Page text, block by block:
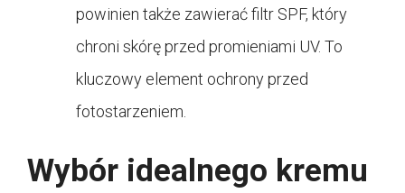
powinien także zawierać filtr SPF, który
chroni skórę przed promieniami UV. To
kluczowy element ochrony przed
fotostarzeniem.
Wybór idealnego kremu